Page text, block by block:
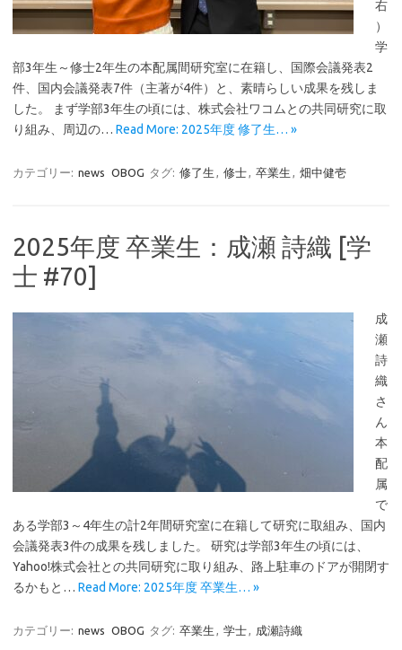
右
）
学
部3年生～修士2年生の本配属間研究室に在籍し、国際会議発表2
件、国内会議発表7件（主著が4件）と、素晴らしい成果を残しま
した。 まず学部3年生の頃には、株式会社ワコムとの共同研究に取
り組み、周辺の… Read More: 2025年度 修了生… »
カテゴリー: news OBOG タグ: 修了生 , 修士, 卒業生 , 畑中健壱
2025年度 卒業生：成瀬 詩織 [学
士 #70]
成
瀬
詩
織
さ
ん
本
配
属
で
ある学部3～4年生の計2年間研究室に在籍して研究に取組み、国内
会議発表3件の成果を残しました。 研究は学部3年生の頃には、
Yahoo!株式会社との共同研究に取り組み、路上駐車のドアが開閉す
るかもと… Read More: 2025年度 卒業生… »
カテゴリー: news OBOG タグ: 卒業生 , 学士, 成瀬詩織